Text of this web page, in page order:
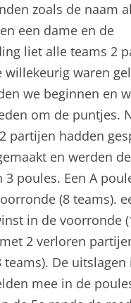
zoals de naam
een dame en de
liet alle teams 2
willekeurig waren
we beginnen en
om de puntjes.
partijen hadden
en werden
3 poules. Een A
(8 teams).
in de voorronde
2 verloren
De uitslagen
mee in de